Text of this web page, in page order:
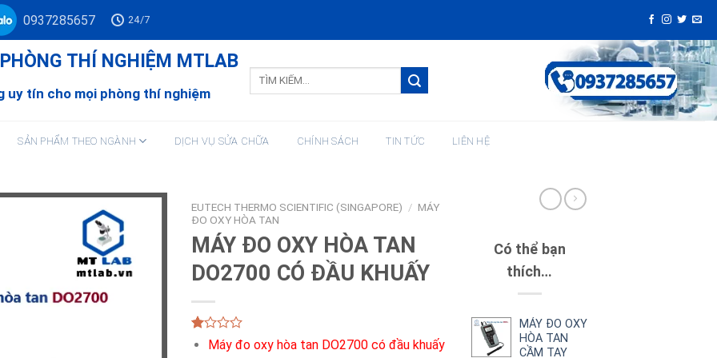
0937285657 24/7
THÍ NGHIỆM MTLAB
tín cho mọi phòng thí nghiệm
Tìm
SẢN PHẨM THEO NGÀNH DỊCH VỤ SỬA CHỮA CHÍNH SÁCH TIN TỨC LIÊN HỆ
EUTECH THERMO SCIENTIFIC (SINGAPORE) / MÁY
ĐO OXY HÒA TAN
MÁY ĐO OXY HÒA TAN
DO2700 CÓ ĐẦU KHUẤY
1.00
10
Máy đo oxy hòa tan DO2700 có đầu khuấy
Có thể bạn
thích…
MÁY ĐO OXY
HÒA TAN
CẦM TAY